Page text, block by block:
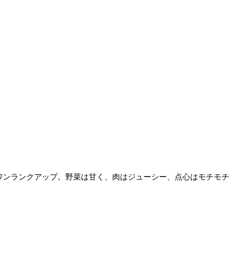
ランクアップ。野菜は甘く、肉はジューシー、点心はモチモチ